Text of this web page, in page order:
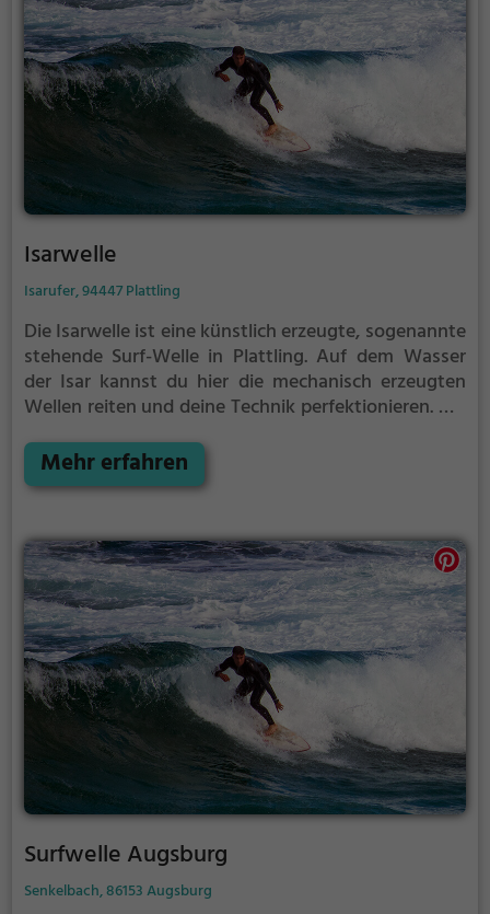
Isarwelle
Isarufer, 94447 Plattling
Die Isarwelle ist eine künstlich erzeugte, sogenannte
stehende Surf-Welle in Plattling. Auf dem Wasser
der Isar kannst du hier die mechanisch erzeugten
Wellen reiten und deine Technik perfektionieren. Die
Mehr erfahren
Surfwelle Augsburg
Senkelbach, 86153 Augsburg